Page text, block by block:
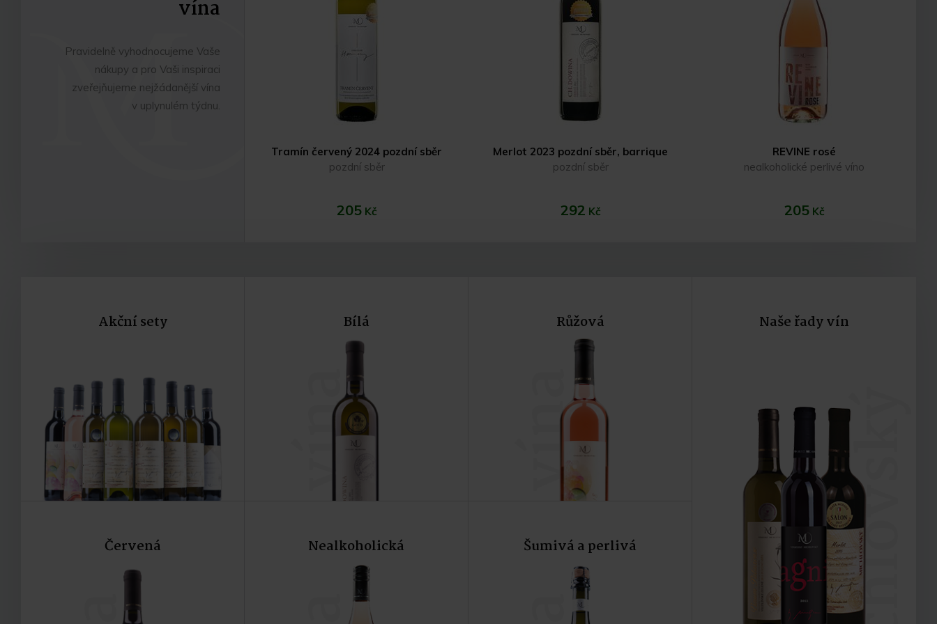
vína
Pravidelně vyhodnocujeme Vaše
nákupy a pro Vaši inspiraci
zveřejňujeme nejžádanější vína
v uplynulém týdnu.
Tramín červený 2024 pozdní sběr
pozdní sběr
205 Kč
Merlot 2023 pozdní sběr, barrique
pozdní sběr
292 Kč
Do košíku
REVINE rosé
nealkoholické perlivé víno
205 Kč
Naše řady vín
michlovský
Akční sety Bílá
vína
Růžová
vína
Červená Nealkoholická Šumivá a perlivá